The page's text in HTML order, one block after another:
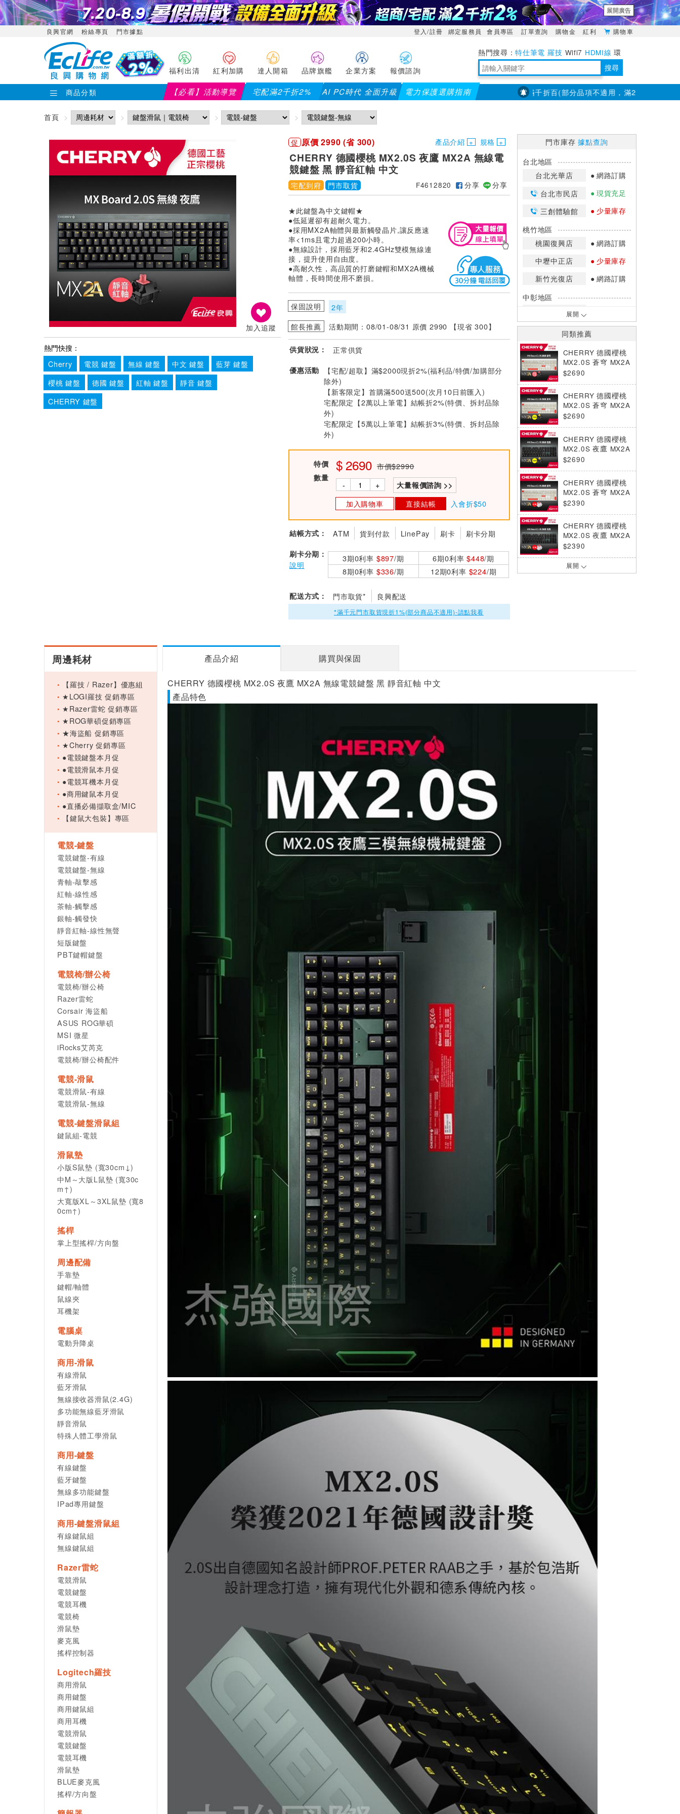
展開廣告
良興官網 粉絲專頁 門市據點 登入/註冊 綁定服務員 會員專區 訂單查詢 購物金 紅利 購物車
福利出清 紅利加購 達人開箱 品牌旗艦 企業方案 報價諮詢
特仕筆電 羅技 Wifi7 HDMI線 環
境量測 明緯POWER 搜尋
商品分類 【必看】活動導覽 宅配滿2千折2% AI PC時代 全面升級 電力保護選購指南【PX大通】全館滿千折百(部分品項不適用，滿2千折200...)
首頁
加入追蹤
熱門快搜：
Cherry
電競 鍵盤 無線 鍵盤 中文 鍵盤
藍芽 鍵盤
櫻桃 鍵盤
德國 鍵盤 紅軸 鍵盤
靜音 鍵盤
CHERRY 鍵盤
促 原價 2990 (省 300) 產品介紹 規格
CHERRY 德國櫻桃 MX2.0S 夜鷹 MX2A 無線電
競鍵盤 黑 靜音紅軸 中文
宅配到府 門市取貨 F4612820 分享 分享
★此鍵盤為中文鍵帽★
●低延遲卻有超耐久電力。
●採用MX2A軸體與最新觸發晶片,讓反應速
率<1ms且電力超過200小時。
●無線設計，採用藍牙和2.4GHz雙模無線連
接，提升使用自由度。
●高耐久性，高品質的打磨鍵帽和MX2A機械
軸體，長時間使用不磨損。
保固說明
2年
館長推薦
活動期間：08/01-08/31 原價 2990 【現省 300】
供貨狀況： 正常供貨
優惠活動
【宅配/超取】滿$2000現折2%(福利品/特價/加購部分
除外)
【新客限定】首購滿500送500(次月10日前匯入)
宅配限定【2萬以上筆電】結帳折2%(特價、拆封品除
外)
宅配限定【5萬以上筆電】結帳折3%(特價、拆封品除
外)
特價 2690 市價$2990
數量
- + 大量報價諮詢 >>
加入購物車 直接結帳 入會折$50
結帳方式： ATM 貨到付款 LinePay 刷卡 刷卡分期
刷卡分期：
說明
3期0利率 $897/期 6期0利率$448/期
8期0利率 $336/期 12期0利率 $224/期
配送方式： 門市取貨* 良興配送
*滿千元門市取貨現折1%(部分商品不適用)-請點我看
門市庫存據點查詢
台北地區
台北光華店
網路訂購
台北市民店
現貨充足
三創體驗館
少量庫存
桃竹地區
桃園復興店
網路訂購
中壢中正店
少量庫存
新竹光復店
網路訂購
中彰地區
台中英才店
嘉南地區
高雄中華店
高雄鳳山店
網路訂購
*庫存數量：網路訂購(0)、少量庫存
(1~2)、現貨充足(3以上)。
*門市庫存以店內實際數量為準，可使
用專人服務或撥打門市電話洽詢。
展開
同類推薦
CHERRY 德國櫻桃
MX2.0S 蒼穹 MX2A
無線電競鍵盤 白 靜
$2690
CHERRY 德國櫻桃
MX2.0S 蒼穹 MX2A
無線電競鍵盤 白 花
$2690
CHERRY 德國櫻桃
MX2.0S 夜鷹 MX2A
無線電競鍵盤 黑 花
$2690
CHERRY 德國櫻桃
MX2.0S 蒼穹 MX2A
無線電競鍵盤 白 紅
$2390
CHERRY 德國櫻桃
MX2.0S 夜鷹 MX2A
無線電競鍵盤 黑 紅
$2390
CHERRY 德國櫻桃
MX8.2 PRO TMR T
展開
周邊耗材
【羅技 / Razer】優惠組
★LOGI羅技 促銷專區
★Razer雷蛇 促銷專區
★ROG華碩促銷專區
★海盜船 促銷專區
★Cherry 促銷專區
●電競鍵盤本月促
●電競滑鼠本月促
●電競耳機本月促
●商用鍵鼠本月促
●直播必備擷取盒/MIC
【鍵鼠大包裝】專區
電競-鍵盤
電競鍵盤-有線
電競鍵盤-無線
青軸-敲擊感
紅軸-線性感
茶軸-觸擊感
銀軸-觸發快
靜音紅軸-線性無聲
短版鍵盤
PBT鍵帽鍵盤
電競椅/辦公椅
電競椅/辦公椅
Razer雷蛇
Corsair 海盜船
ASUS ROG華碩
MSI 微星
iRocks艾芮克
電競椅/辦公椅配件
電競-滑鼠
電競滑鼠-有線
電競滑鼠-無線
電競-鍵盤滑鼠組
鍵鼠組-電競
滑鼠墊
小版S鼠墊 (寬30cm↓)
中M～大版L鼠墊 (寬30c
m↑)
大寬版XL～3XL鼠墊 (寬8
0cm↑)
搖桿
掌上型搖桿/方向盤
周邊配備
手靠墊
鍵帽/軸體
鼠線夾
耳機架
電腦桌
電動升降桌
商用-滑鼠
有線滑鼠
藍牙滑鼠
無線接收器滑鼠(2.4G)
多功能無線藍牙滑鼠
靜音滑鼠
特殊人體工學滑鼠
商用-鍵盤
有線鍵盤
藍牙鍵盤
無線多功能鍵盤
IPad專用鍵盤
商用-鍵盤滑鼠組
有線鍵鼠組
無線鍵鼠組
Razer雷蛇
電競滑鼠
電競鍵盤
電競耳機
電競椅
滑鼠墊
麥克風
搖桿控制器
Logitech羅技
商用滑鼠
商用鍵盤
商用鍵鼠組
商用耳機
電競滑鼠
電競鍵盤
電競耳機
滑鼠墊
BLUE麥克風
搖桿/方向盤
產品介紹 購買與保固
CHERRY 德國櫻桃 MX2.0S 夜鷹 MX2A 無線電競鍵盤 黑 靜音紅軸 中文
產品特色